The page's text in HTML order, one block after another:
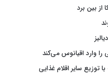
از بین برد
وارد اقیانوس می‌کند
توزیع سایر اقلام غذایی